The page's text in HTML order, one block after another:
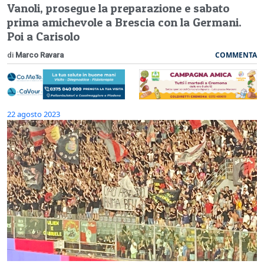
Vanoli, prosegue la preparazione e sabato
prima amichevole a Brescia con la Germani.
Poi a Carisolo
di Marco Ravara COMMENTA
22 agosto 2023